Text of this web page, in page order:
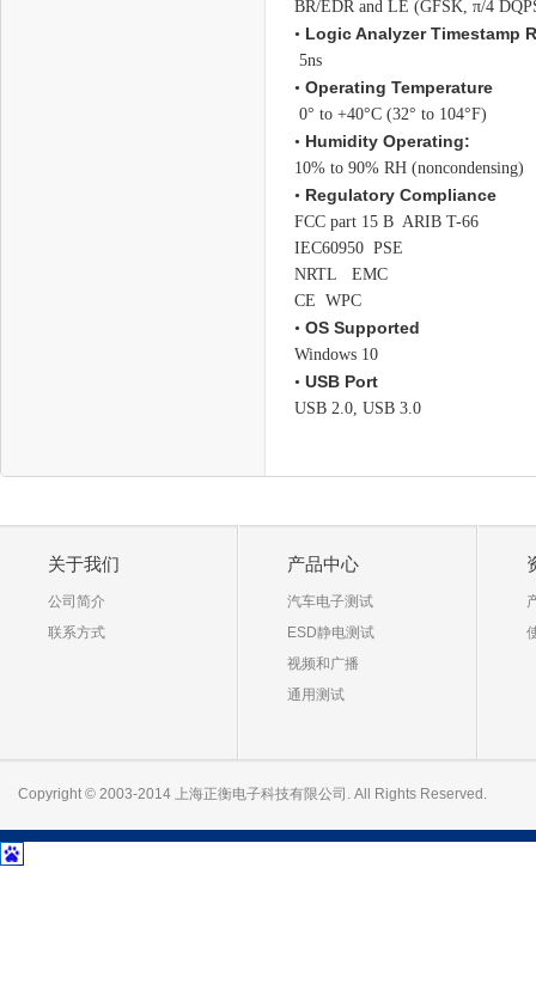
BR/EDR and LE (GFSK, π/4
• Logic Analyzer Timestamp
5ns
• Operating Temperature
0° to +40°C (32° to 104°F)
• Humidity Operating:
10% to 90% RH (noncondensing)
• Regulatory Compliance
FCC part 15 B ARIB T-66
IEC60950 PSE
NRTL EMC
CE WPC
• OS Supported
Windows 10
• USB Port
USB 2.0, USB 3.0
关于我们
公司简介
联系方式
产品中心
汽车电子测试
ESD静电测试
视频和广播
通用测试
Copyright © 2003-2014 上海正衡电子科技有限公司. All Rights Reserved.